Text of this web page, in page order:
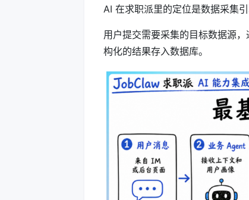
AI 在求职派里的定位是数据采集引
用户提交需要采集的目标数据源
构化的结果存入数据库。